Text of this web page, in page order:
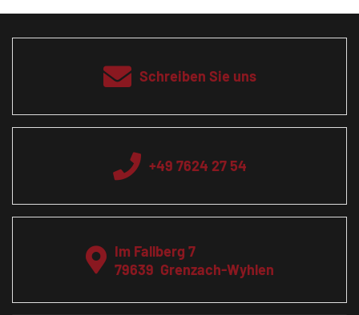
Schreiben Sie uns
+49 7624 27 54
Im Fallberg 7
79639 Grenzach-Wyhlen